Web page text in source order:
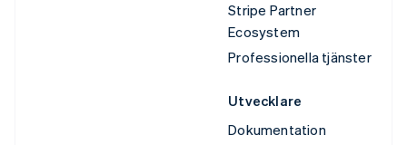
Stripe Partner
Ecosystem
Professionella tjänster
Utvecklare
Dokumentation